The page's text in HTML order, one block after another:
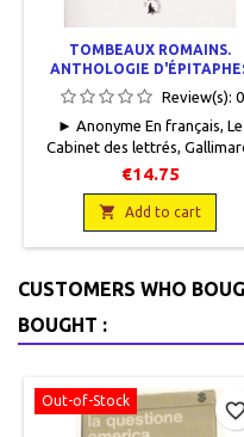
TOMBEAUX ROMAINS.
ANTHOLOGIE
LATINES
Review(s): 0
► Anonyme En français, Le
Cabinet des lettrés,
1993, 12,5 x 16,5, 168 pages,
broché.Neuf.9782070728916
€14.75
 Add to cart
CUSTOMERS WHO
BOUGHT :
Out-of-Stock